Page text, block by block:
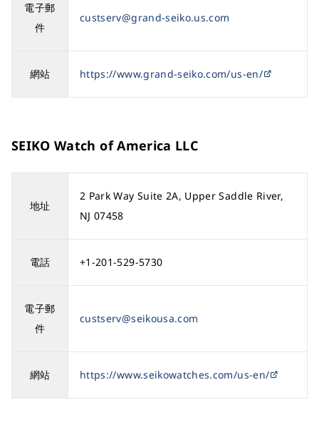
電子郵
件
custserv@grand-seiko.us.com
網站 https://www.grand-seiko.com/us-en/
SEIKO Watch of America LLC
地址
2 Park Way Suite 2A, Upper Saddle River,
NJ 07458
電話 +1-201-529-5730
電子郵
件
custserv@seikousa.com
網站 https://www.seikowatches.com/us-en/